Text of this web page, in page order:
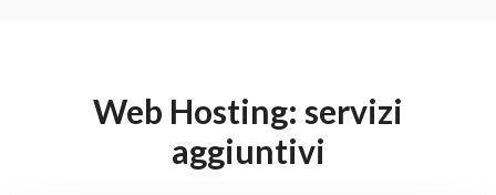
Web Hosting: servizi
aggiuntivi